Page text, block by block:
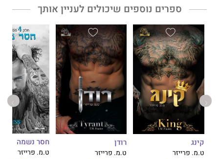
לבקש מספר?"
"במילה אחת: ממכר. בשתי מילים: פאקינג ממכר."
טיים אאוט ניו יורק
ספרים נוספים שיכולים לעניין אותך
קינג
ט.מ. פרייזר
רודן
ט.מ. פרייזר
חסר נשמה
ט.מ. פרייזר